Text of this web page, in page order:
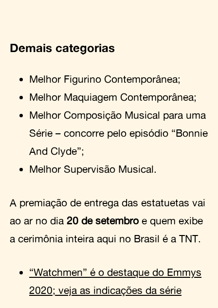
Demais categorias
Melhor Figurino Contemporânea;
Melhor Maquiagem Contemporânea;
Melhor Composição Musical para uma
Série – concorre pelo episódio “Bonnie
And Clyde”;
Melhor Supervisão Musical.
A premiação de entrega das estatuetas vai
ao ar no dia 20 de setembroe quem exibe
a cerimônia inteira aqui no Brasil é a TNT.
“Watchmen” é o destaque do Emmys
2020; veja as indicações da série